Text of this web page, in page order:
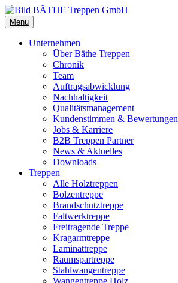
Menu
Unternehmen
Über Bäthe Treppen
Chronik
Team
Auftragsabwicklung
Nachhaltigkeit
Qualitätsmanagement
Kundenstimmen & Bewertungen
Jobs & Karriere
B2B Treppen Partner
News & Aktuelles
Downloads
Treppen
Alle Holztreppen
Bolzentreppe
Brandschutztreppe
Faltwerktreppe
Freitragende Treppe
Kragarmtreppe
Laminattreppe
Raumspartreppe
Stahlwangentreppe
Wangentreppe Holz